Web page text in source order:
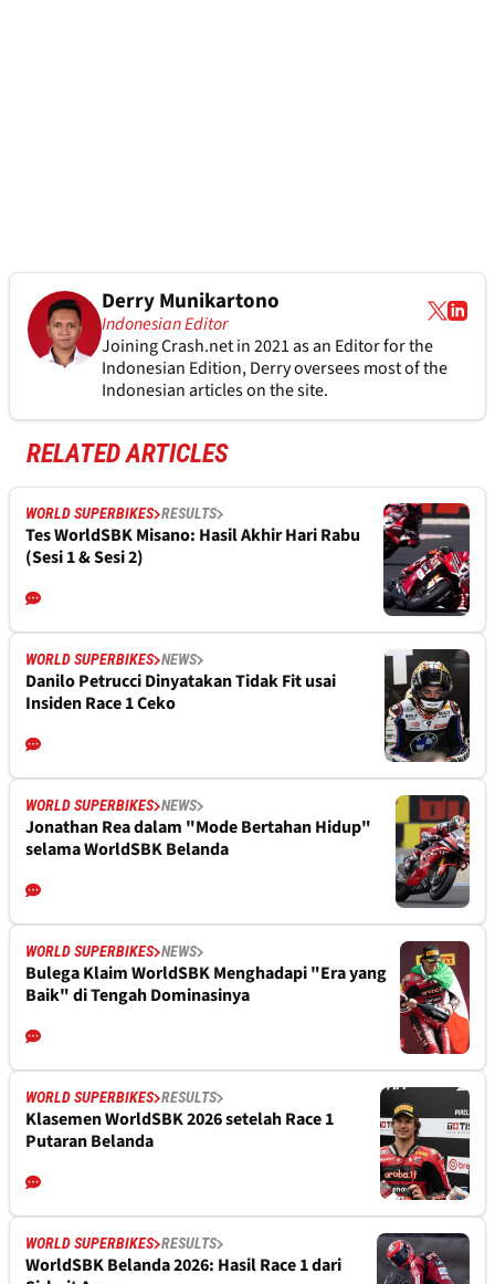
Derry Munikartono
Indonesian Editor
Joining Crash.net in 2021 as an Editor for the
Indonesian Edition, Derry oversees most of the
Indonesian articles on the site.
RELATED ARTICLES
WORLD SUPERBIKES RESULTS
Tes WorldSBK Misano: Hasil Akhir Hari Rabu
(Sesi 1 & Sesi 2)
WORLD SUPERBIKES NEWS
Danilo Petrucci Dinyatakan Tidak Fit usai
Insiden Race 1 Ceko
WORLD SUPERBIKES NEWS
Jonathan Rea dalam "Mode Bertahan Hidup"
selama WorldSBK Belanda
WORLD SUPERBIKES NEWS
Bulega Klaim WorldSBK Menghadapi "Era yang
Baik" di Tengah Dominasinya
WORLD SUPERBIKES RESULTS
Klasemen WorldSBK 2026 setelah Race 1
Putaran Belanda
WORLD SUPERBIKES RESULTS
WorldSBK Belanda 2026: Hasil Race 1 dari